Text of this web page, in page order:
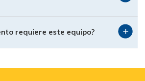
o trabajos en sitio.
significa mucho más que una
requiere este equipo?